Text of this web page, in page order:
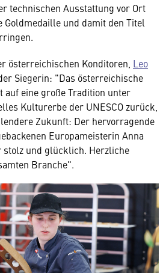
technischen Ausstattung vor Ort
Goldmedaille und damit den Titel
österreichischen Konditoren, Leo
Siegerin: "Das österreichische
eine große Tradition unter
Kulturerbe der UNESCO zurück,
Zukunft: Der hervorragende
Europameisterin Anna
stolz und glücklich. Herzliche
Branche".